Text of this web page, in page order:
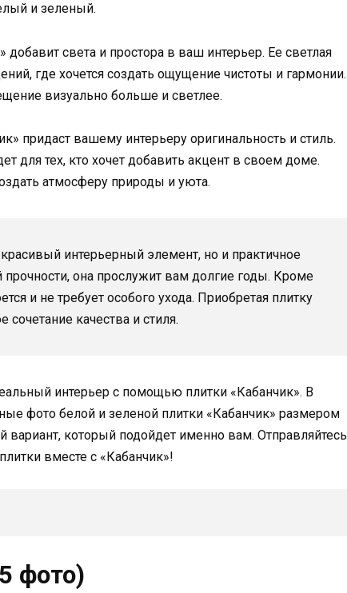
и зеленый.
добавит света и простора в ваш интерьер. Ее светлая
где хочется создать ощущение чистоты и гармонии.
визуально больше и светлее.
придаст вашему интерьеру оригинальность и стиль.
для тех, кто хочет добавить акцент в своем доме.
атмосферу природы и уюта.
интерьерный элемент, но и практичное
она прослужит вам долгие годы. Кроме
и не требует особого ухода. Приобретая плитку
сочетание качества и стиля.
интерьер с помощью плитки «Кабанчик». В
фото белой и зеленой плитки «Кабанчик» размером
который подойдет именно вам. Отправляйтесь
вместе с «Кабанчик»!
фото)